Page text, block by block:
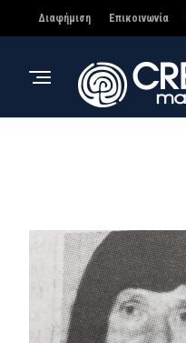
Διαφήμιση Επικοινωνία